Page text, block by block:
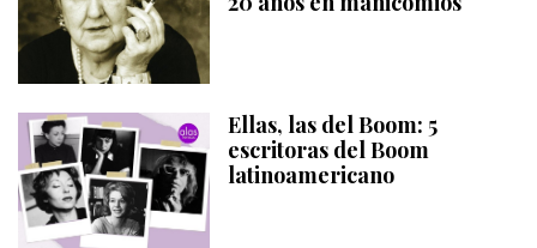
Ellas, las del Boom: 5
escritoras del Boom
latinoamericano